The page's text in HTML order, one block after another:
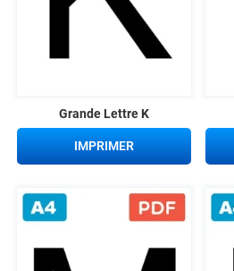
Grande Lettre K
IMPRIMER